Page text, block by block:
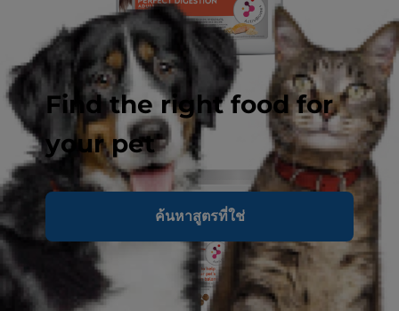
Find the right food for
your pet
ค้นหาสูตรที่ใช่